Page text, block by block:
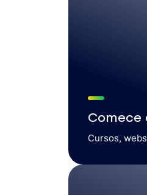
Comece
Cursos,